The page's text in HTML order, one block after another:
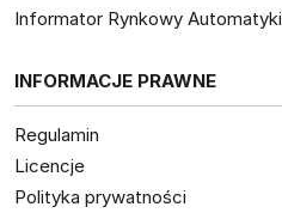
Informator Rynkowy Automatyki
INFORMACJE PRAWNE
Regulamin
Licencje
Polityka prywatności